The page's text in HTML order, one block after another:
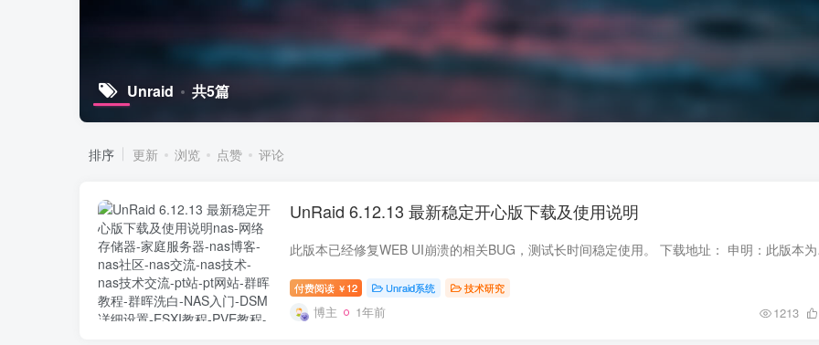
Unraid 共5篇
排序 更新 浏览 点赞 评论
UnRaid 6.12.13 最新稳定开心版下载及使用说明
此版本已经修复
付费阅读 ￥ 12 Unraid系统 技术研究
博主 1年前 1213